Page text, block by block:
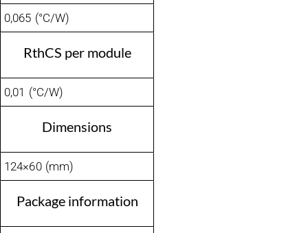
0,065 (°C/W)
RthCS per module
0,01 (°C/W)
Dimensions
124×60 (mm)
Package information